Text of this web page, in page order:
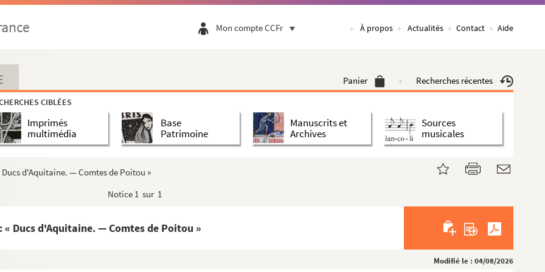
Mon compte CCFr À propos Actualités Contact Aide
Panier Recherches récentes
CIBLÉES
Imprimés
multimédia
Base
Patrimoine
Manuscrits et
Archives
Sources
musicales
d'Aquitaine. — Comtes de Poitou »
Notice 1 sur 1
Ducs d'Aquitaine. — Comtes de Poitou »
Modifié le : 04/08/2026
curiosos recogidos por Don Francisco de Lago, tomo I. A...
de varios papeles, tom. IV »
de Castilla »
d'Espagne entre le capitaine des gardes et les grands...
actuellement valet de chambre à Son Altesse élec...
monarquias »
de Saint-Sauveur d'Aix